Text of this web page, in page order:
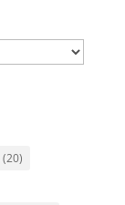
(20)